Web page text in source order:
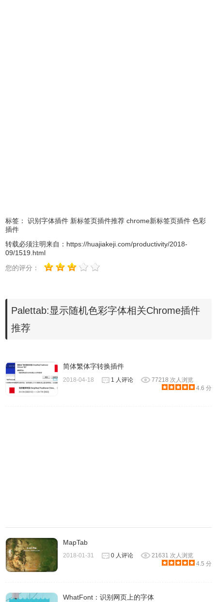
称、设计者，点一下就能开启 Google Fonts 链结。其他几款
考：
Google Art Project
：将艺术名画装进浏览器分页，从电脑欣
Mainichi ：在浏览器新分页显示日文单字卡，学习日语更简
Dream Afar 远方：每次打开新分页都是一段不期而遇的旅行
Palettab 的创意，怎么会想到把色票跟字型结合在一起呢？
不得不说它真的有点厉害。不仅如此，当你把滑鼠游标移动
3、Palettab 的另一卖点是「色彩」，会随机显示使用者设计
好的色票，当然这些色彩会搭在一起都有一个主题，如果你
标签： 识别字体插件 新标签页插件推荐 chrome新标签页插件 色彩
插件
转载必须注明来自： https://huajiakeji.com/productivity/2018-
09/1519.html
您的评分：
Palettab:显示随机色彩字体相关Chrome插件
推荐
简体繁体字转换插件
2018-04-18 1 人评论
77218 次人浏览
4.6 分
MapTab
2018-01-31 0 人评论
21631 次人浏览
4.5 分
WhatFont：识别网页上的字体